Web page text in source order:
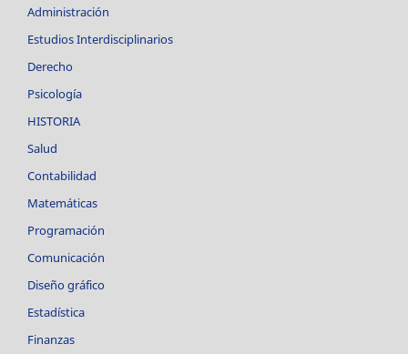
Administración
Estudios Interdisciplinarios
Derecho
Psicología
HISTORIA
Salud
Contabilidad
Matemáticas
Programación
Comunicación
Diseño gráfico
Estadística
Finanzas